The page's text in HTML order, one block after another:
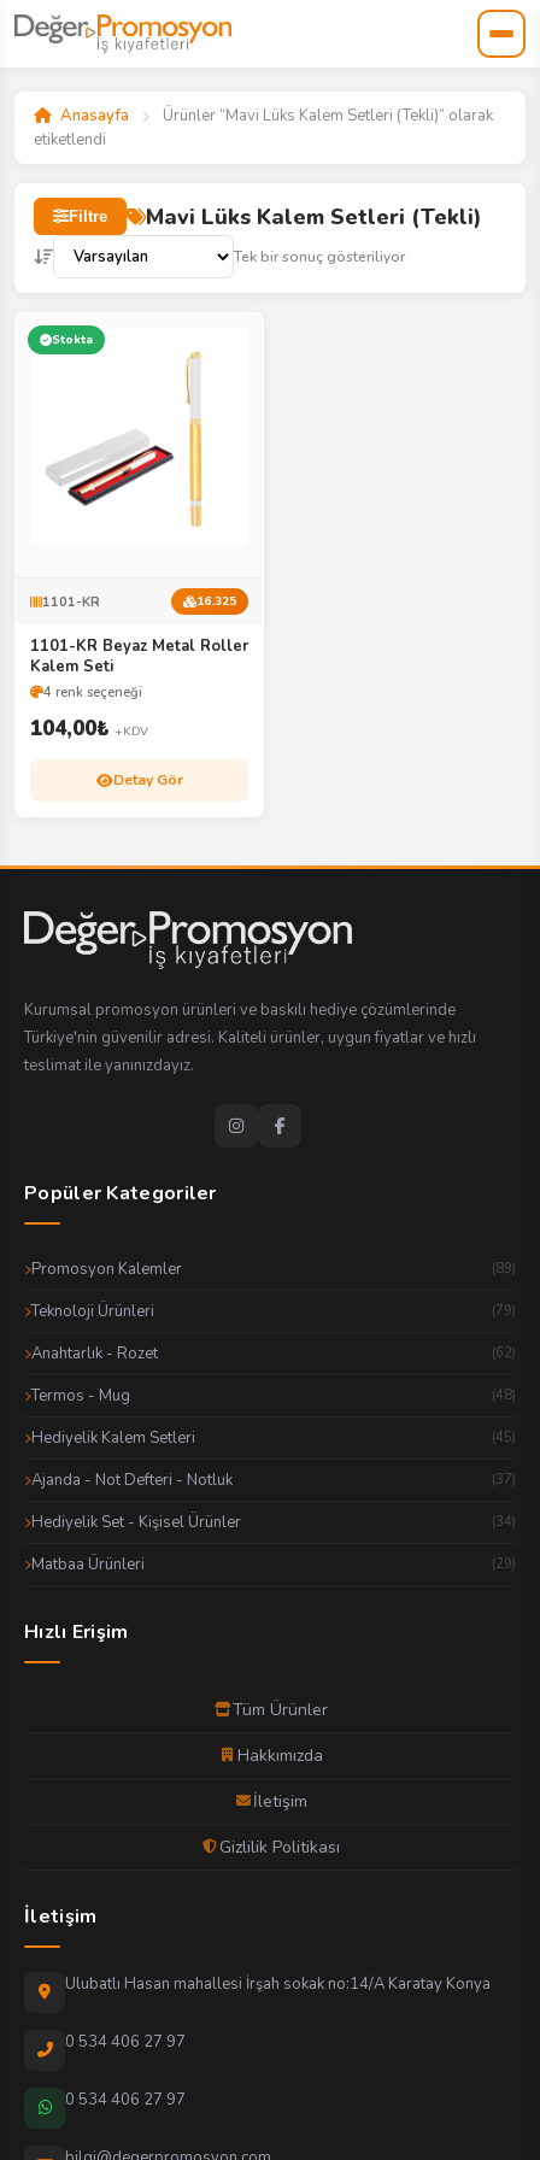
Anasayfa
Ürünler “Mavi Lüks Kalem Setleri (Tekli)” olarak
etiketlendi
Filtre Mavi Lüks Kalem Setleri (Tekli)
Tek bir sonuç gösteriliyor
Stokta
1101-KR 16.325
1101-KR Beyaz Metal Roller
Kalem Seti
4 renk seçeneği
104,00₺ +KDV
Detay Gör
Kurumsal promosyon ürünleri ve baskılı hediye çözümlerinde
Türkiye'nin güvenilir adresi. Kaliteli ürünler, uygun fiyatlar ve hızlı
teslimat ile yanınızdayız.
Popüler Kategoriler
Promosyon Kalemler (89)
Teknoloji Ürünleri (79)
Anahtarlık - Rozet (62)
Termos - Mug (48)
Hediyelik Kalem Setleri (45)
Ajanda - Not Defteri - Notluk (37)
Hediyelik Set - Kişisel Ürünler (34)
Matbaa Ürünleri (29)
Hızlı Erişim
Tüm Ürünler
Hakkımızda
İletişim
Gizlilik Politikası
İletişim
Ulubatlı Hasan mahallesi İrşah sokak no:14/A Karatay Konya
0 534 406 27 97
0 534 406 27 97